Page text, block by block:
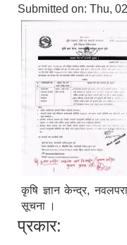
Submitted on: Thu,
कृषि ज्ञान केन्द्र,
सूचना ।
प्रकार: